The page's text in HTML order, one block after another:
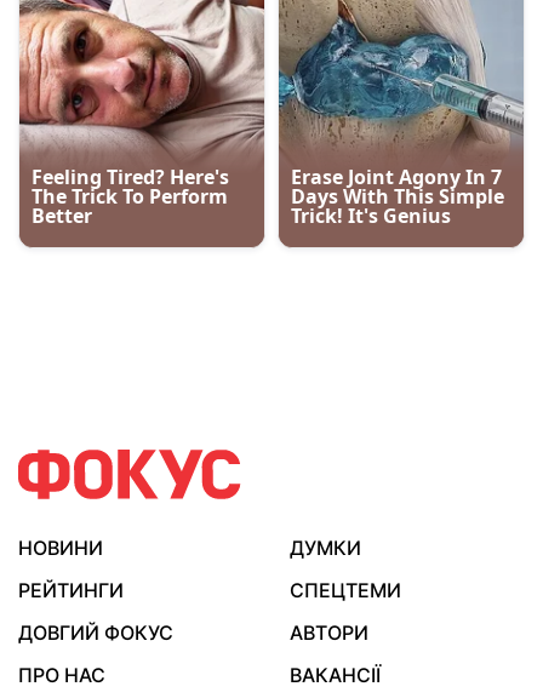
НОВИНИ
ДУМКИ
РЕЙТИНГИ
СПЕЦТЕМИ
ДОВГИЙ ФОКУС
АВТОРИ
ПРО НАС
ВАКАНСІЇ